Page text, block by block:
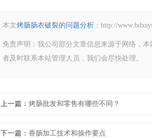
本文烤肠肠衣破裂的问题分析 ：http://
免责声明：我公司部分文章信息来源于网络，
者及时联系本站管理人员，我们会尽快处理。
上一篇 烤肠批发和零售有哪些不同？
下一篇 香肠加工技术和操作要点